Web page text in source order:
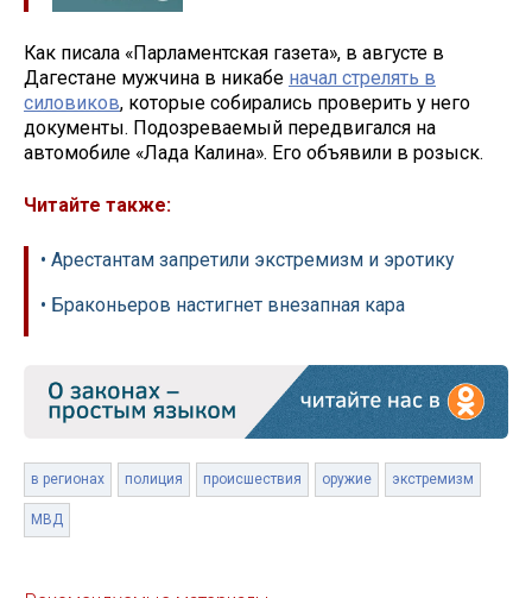
Как писала «Парламентская газета», в августе в
Дагестане мужчина в никабе начал стрелять в
силовиков, которые собирались проверить у него
документы. Подозреваемый передвигался на
автомобиле «Лада Калина». Его объявили в розыск.
Читайте также:
• Арестантам запретили экстремизм и эротику
• Браконьеров настигнет внезапная кара
в регионах полиция происшествия оружие экстремизм
МВД